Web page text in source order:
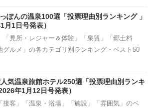
ぽんの温泉100選「投票理由別ランキング 」
月1日号発表）
「見所・レジャー＆体験」「泉質」「郷土料
グルメ」の各カテゴリ別ランキング・ベスト50
気温泉旅館ホテル250選「投票理由別ランキ
年1月12日号発表）
接客」「温泉・浴場」「施設」「雰囲気」のベ